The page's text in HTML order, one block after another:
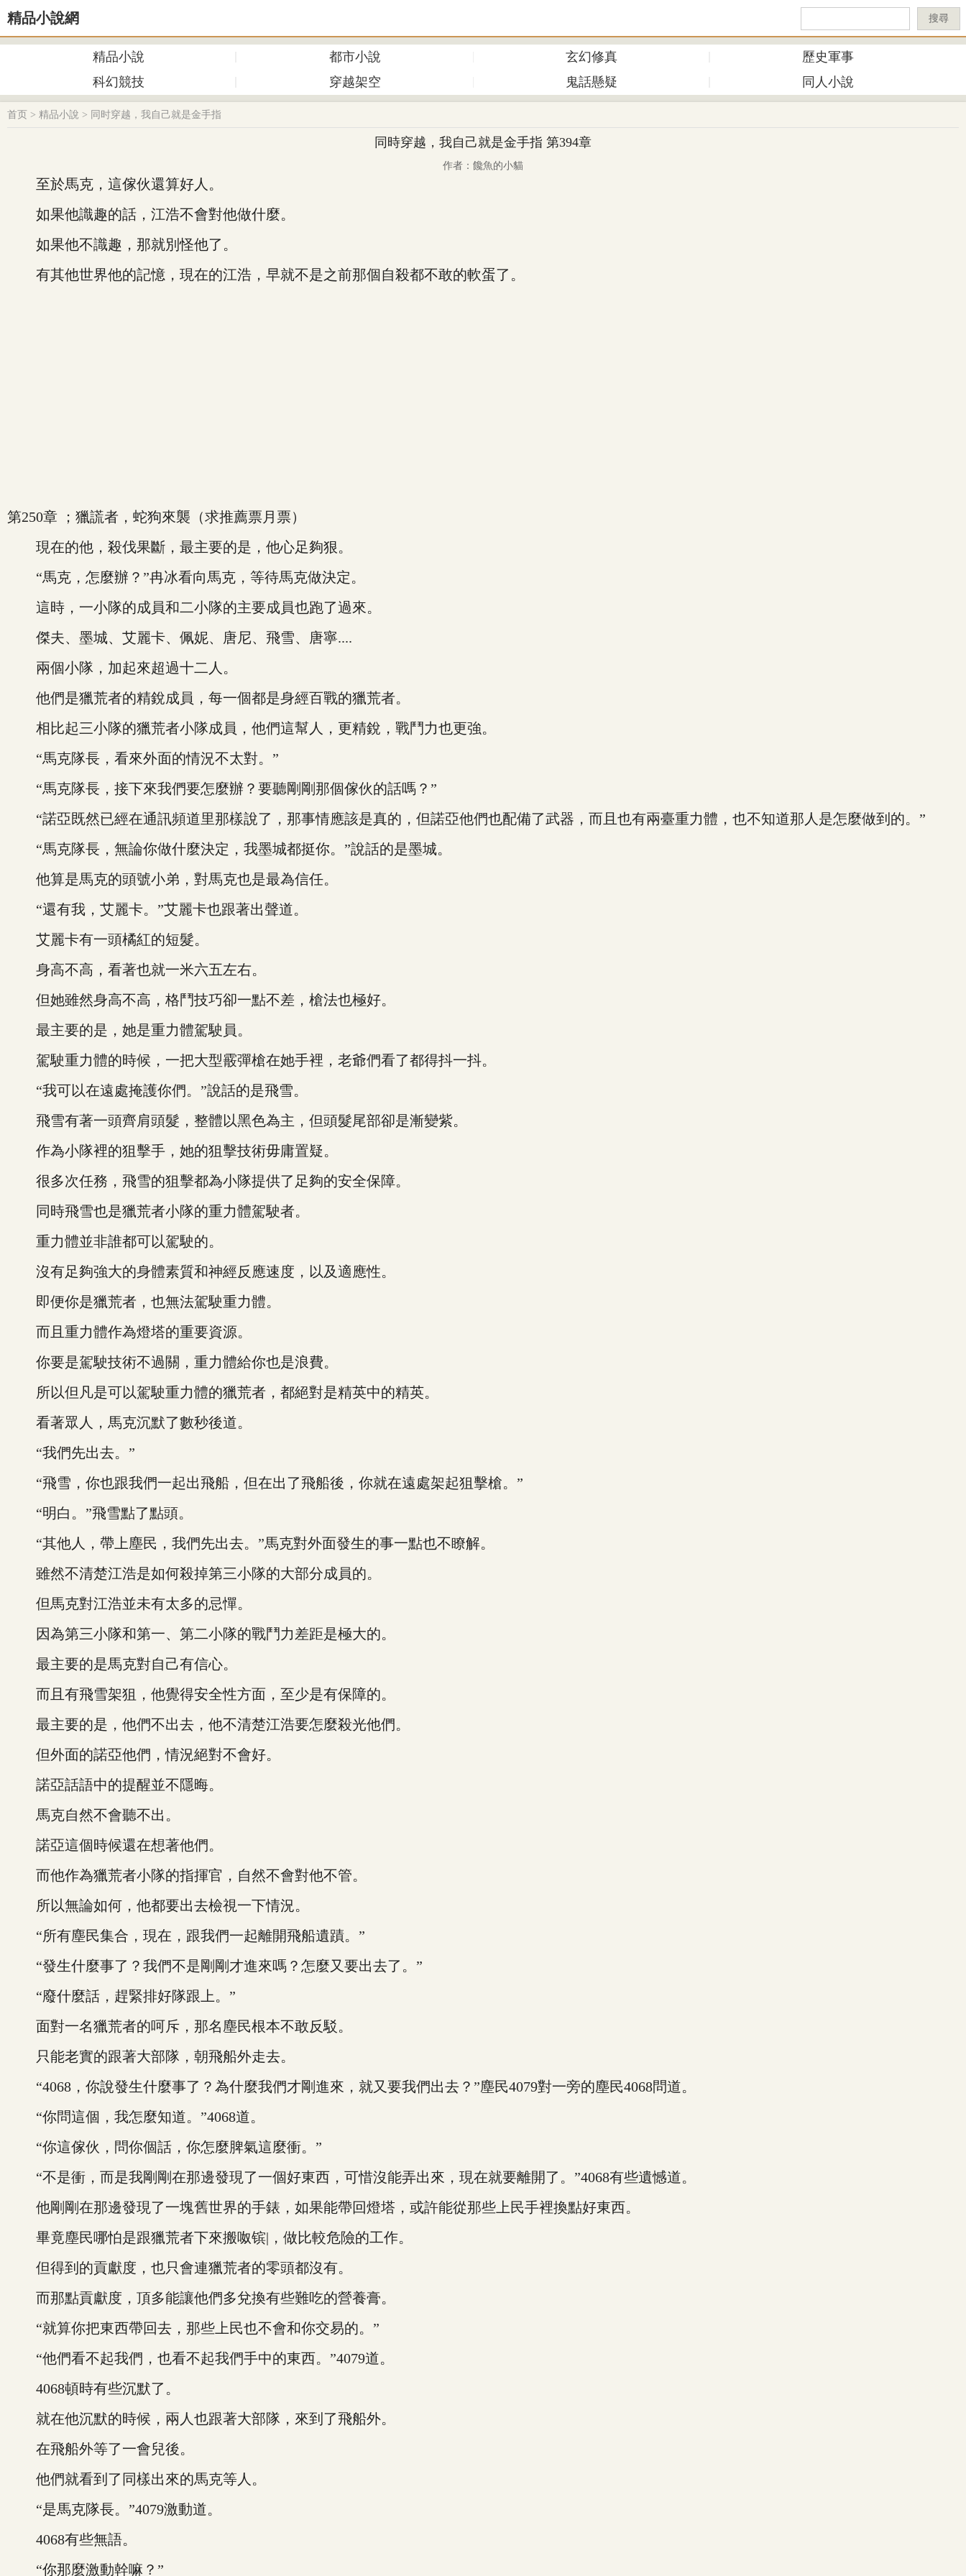
精品小說網 搜尋
精品小說 都市小說 玄幻修真
歷史軍事
科幻競技
穿越架空 鬼話懸疑 同人小說
首页 > 精品小說 > 同时穿越，我自己就是金手指
同時穿越，我自己就是金手指 第394章
作者：饞魚的小貓
至於馬克，這傢伙還算好人。
如果他識趣的話，江浩不會對他做什麼。
如果他不識趣，那就別怪他了。
有其他世界他的記憶，現在的江浩，早就不是之前那個自殺都不敢的軟蛋了。
第250章 ；獵謊者，蛇狗來襲（求推薦票月票）
現在的他，殺伐果斷，最主要的是，他心足夠狠。
“馬克，怎麼辦？”冉冰看向馬克，等待馬克做決定。
這時，一小隊的成員和二小隊的主要成員也跑了過來。
傑夫、墨城、艾麗卡、佩妮、唐尼、飛雪、唐寧....
兩個小隊，加起來超過十二人。
他們是獵荒者的精銳成員，每一個都是身經百戰的獵荒者。
相比起三小隊的獵荒者小隊成員，他們這幫人，更精銳，戰鬥力也更強。
“馬克隊長，看來外面的情況不太對。”
“馬克隊長，接下來我們要怎麼辦？要聽剛剛那個傢伙的話嗎？”
“諾亞既然已經在通訊頻道里那樣說了，那事情應該是真的，但諾亞他們也配備了武器，而且也有兩臺重力體，也不知道那人是怎麼做到的。”
“馬克隊長，無論你做什麼決定，我墨城都挺你。”說話的是墨城。
他算是馬克的頭號小弟，對馬克也是最為信任。
“還有我，艾麗卡。”艾麗卡也跟著出聲道。
艾麗卡有一頭橘紅的短髮。
身高不高，看著也就一米六五左右。
但她雖然身高不高，格鬥技巧卻一點不差，槍法也極好。
最主要的是，她是重力體駕駛員。
駕駛重力體的時候，一把大型霰彈槍在她手裡，老爺們看了都得抖一抖。
“我可以在遠處掩護你們。”說話的是飛雪。
飛雪有著一頭齊肩頭髮，整體以黑色為主，但頭髮尾部卻是漸變紫。
作為小隊裡的狙擊手，她的狙擊技術毋庸置疑。
很多次任務，飛雪的狙擊都為小隊提供了足夠的安全保障。
同時飛雪也是獵荒者小隊的重力體駕駛者。
重力體並非誰都可以駕駛的。
沒有足夠強大的身體素質和神經反應速度，以及適應性。
即便你是獵荒者，也無法駕駛重力體。
而且重力體作為燈塔的重要資源。
你要是駕駛技術不過關，重力體給你也是浪費。
所以但凡是可以駕駛重力體的獵荒者，都絕對是精英中的精英。
看著眾人，馬克沉默了數秒後道。
“我們先出去。”
“飛雪，你也跟我們一起出飛船，但在出了飛船後，你就在遠處架起狙擊槍。”
“明白。”飛雪點了點頭。
“其他人，帶上塵民，我們先出去。”馬克對外面發生的事一點也不瞭解。
雖然不清楚江浩是如何殺掉第三小隊的大部分成員的。
但馬克對江浩並未有太多的忌憚。
因為第三小隊和第一、第二小隊的戰鬥力差距是極大的。
最主要的是馬克對自己有信心。
而且有飛雪架狙，他覺得安全性方面，至少是有保障的。
最主要的是，他們不出去，他不清楚江浩要怎麼殺光他們。
但外面的諾亞他們，情況絕對不會好。
諾亞話語中的提醒並不隱晦。
馬克自然不會聽不出。
諾亞這個時候還在想著他們。
而他作為獵荒者小隊的指揮官，自然不會對他不管。
所以無論如何，他都要出去檢視一下情況。
“所有塵民集合，現在，跟我們一起離開飛船遺蹟。”
“發生什麼事了？我們不是剛剛才進來嗎？怎麼又要出去了。”
“廢什麼話，趕緊排好隊跟上。”
面對一名獵荒者的呵斥，那名塵民根本不敢反駁。
只能老實的跟著大部隊，朝飛船外走去。
“4068，你說發生什麼事了？為什麼我們才剛進來，就又要我們出去？”塵民4079對一旁的塵民4068問道。
“你問這個，我怎麼知道。”4068道。
“你這傢伙，問你個話，你怎麼脾氣這麼衝。”
“不是衝，而是我剛剛在那邊發現了一個好東西，可惜沒能弄出來，現在就要離開了。”4068有些遺憾道。
他剛剛在那邊發現了一塊舊世界的手錶，如果能帶回燈塔，或許能從那些上民手裡換點好東西。
畢竟塵民哪怕是跟獵荒者下來搬呶镔|，做比較危險的工作。
但得到的貢獻度，也只會連獵荒者的零頭都沒有。
而那點貢獻度，頂多能讓他們多兌換有些難吃的營養膏。
“就算你把東西帶回去，那些上民也不會和你交易的。”
“他們看不起我們，也看不起我們手中的東西。”4079道。
4068頓時有些沉默了。
就在他沉默的時候，兩人也跟著大部隊，來到了飛船外。
在飛船外等了一會兒後。
他們就看到了同樣出來的馬克等人。
“是馬克隊長。”4079激動道。
4068有些無語。
“你那麼激動幹嘛？”